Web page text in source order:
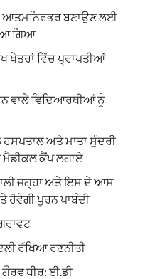
ਆਤਮਨਿਰਭਰ ਬਣਾਉਣ ਲਈ
ਗਿਆ
ਖੇਤਰਾਂ ਵਿੱਚ ਪ੍ਰਾਪਤੀਆਂ
ਵਾਲੇ ਵਿਦਿਆਰਥੀਆਂ ਨੂੰ
ਅਤੇ ਮਾਤਾ ਸੁੰਦਰੀ
ਮੈਡੀਕਲ ਕੈਂਪ ਲਗਾਏ
ਜਗ੍ਹਾ ਅਤੇ ਇਸ ਦੇ ਆਸ
ਹੋਵੇਗੀ ਪੂਰਨ ਪਾਬੰਦੀ
ਰੱਖਿਆ ਰਣਨੀਤੀ
ਧੀਰ: ਈ.ਡੀ